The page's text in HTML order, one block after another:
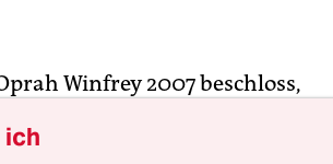
Winfrey 2007 beschloss,
direkt auf der
ich